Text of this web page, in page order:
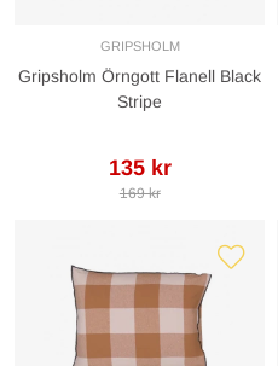
GRIPSHOLM
Gripsholm Örngott Flanell Black
Stripe
135 kr
169 kr